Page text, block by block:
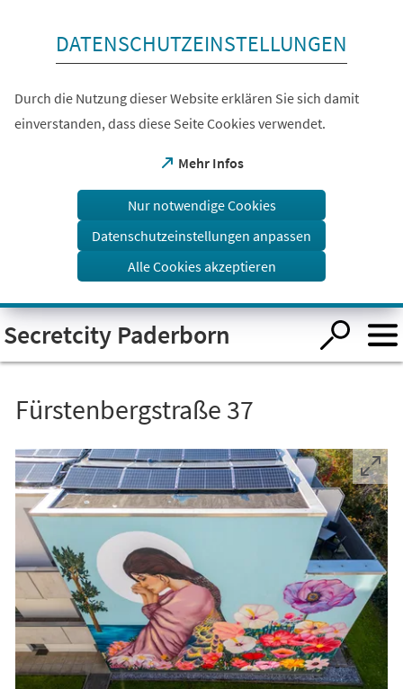
Visuelle
Assistenzsoftware
öffnen.
DATENSCHUTZEINSTELLUNGEN
Durch die Nutzung dieser Website erklären Sie sich damit
einverstanden, dass diese Seite Cookies verwendet.
Mehr Infos
(Öffnet
einem
Tab)
Nur notwendige Cookies
Datenschutzeinstellungen anpassen
Alle Cookies akzeptieren
Secretcity Paderborn
Fürstenbergstraße 37